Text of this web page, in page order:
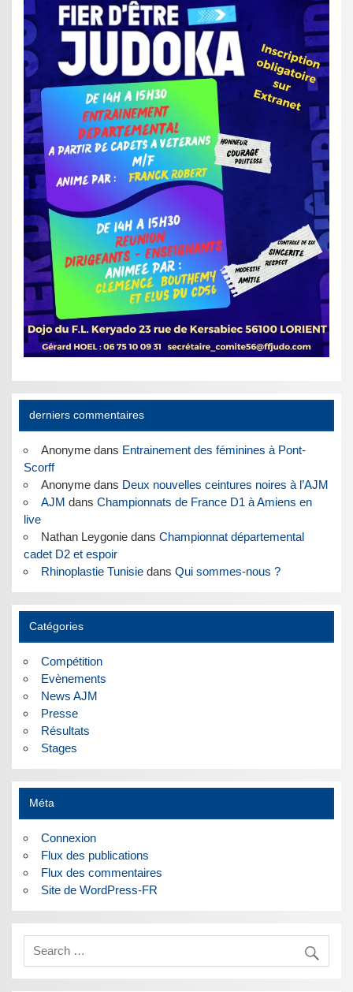
derniers commentaires
Anonymedans Entrainement des féminines à Pont-
Scorff
Anonymedans Deux nouvelles ceintures noires à l’AJM
AJM dans Championnats de France D1 à Amiens en
live
Nathan Leygoniedans Championnat départemental
cadet D2 et espoir
Rhinoplastie Tunisiedans Qui sommes-nous ?
Catégories
Compétition
Evènements
News AJM
Presse
Résultats
Stages
Méta
Connexion
Flux des publications
Flux des commentaires
Site de WordPress-FR